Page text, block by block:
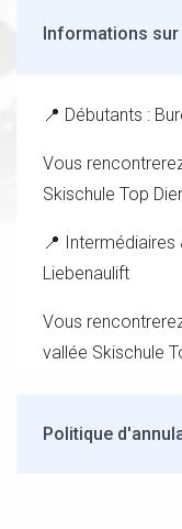
Informations
📍 Débutants :
Vous
Skischule Top
📍
Liebenaulift
Vous
vallée Skischule
Politique